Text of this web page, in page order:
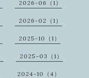
2026-06（1）
2026-02（1）
2025-10（1）
2025-03（1）
2024-10（4）